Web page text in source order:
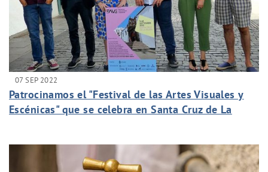
07 SEP 2022
Patrocinamos el "Festival de las Artes Visuales y
Escénicas" que se celebra en Santa Cruz de La